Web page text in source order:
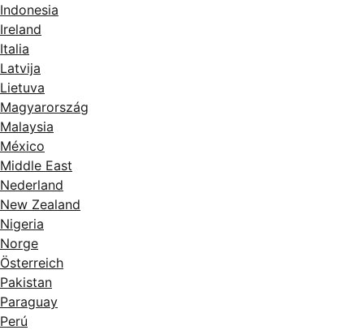
Indonesia
Ireland
Italia
Latvija
Lietuva
Magyarország
Malaysia
México
Middle East
Nederland
New Zealand
Nigeria
Norge
Österreich
Pakistan
Paraguay
Perú